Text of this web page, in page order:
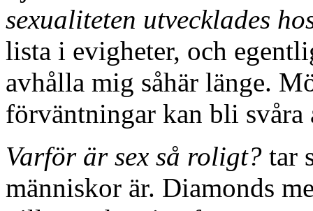
sexualiteten utvecklades
lista i evigheter, och
avhålla mig såhär länge.
förväntningar kan bli
Varför är sex så roligt? tar
människor är. Diamonds